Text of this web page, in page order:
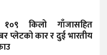
१०९ किलो गाँजासहित
प्लेटको कार र दुई भारतीय